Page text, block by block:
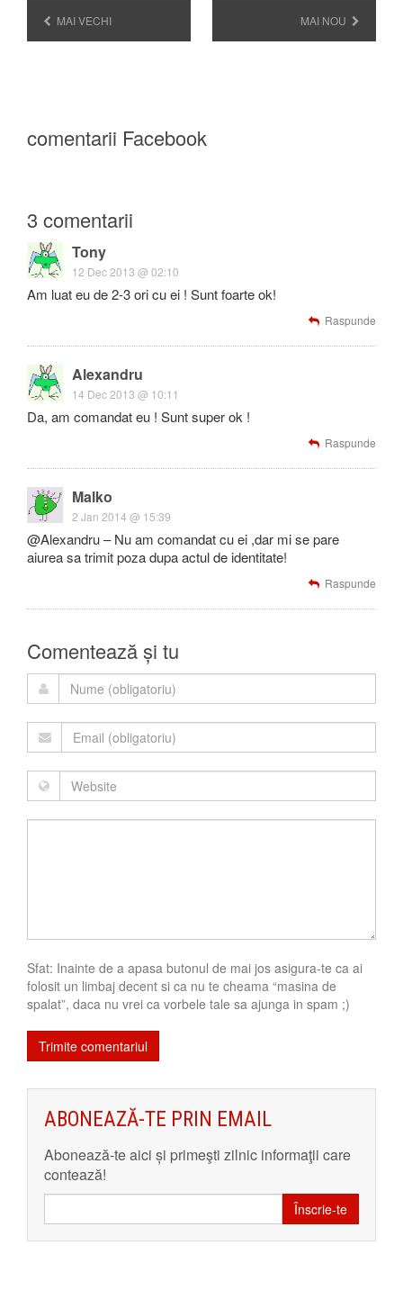
MAI VECHI MAI NOU
comentarii Facebook
3 comentarii
Tony
12 Dec 2013 @ 02:10
Am luat eu de 2-3 ori cu ei ! Sunt foarte ok!
Raspunde
Alexandru
14 Dec 2013 @ 10:11
Da, am comandat eu ! Sunt super ok !
Raspunde
Malko
2 Jan 2014 @ 15:39
@Alexandru – Nu am comandat cu ei ,dar mi se pare
aiurea sa trimit poza dupa actul de identitate!
Raspunde
Comentează și tu
Sfat: Inainte de a apasa butonul de mai jos asigura-te ca ai
folosit un limbaj decent si ca nu te cheama “masina de
spalat”, daca nu vrei ca vorbele tale sa ajunga in spam ;)
ABONEAZĂ-TE PRIN EMAIL
Abonează-te aici și primeşti zilnic informaţii care
contează!
Înscrie-te